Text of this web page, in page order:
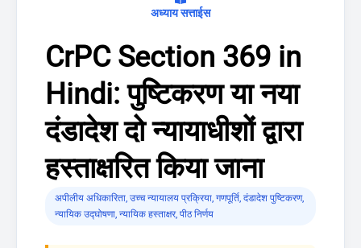
अध्याय सत्ताईस
CrPC Section 369 in
Hindi: पुष्टिकरण या नया
दंडादेश दो न्यायाधीशों द्वारा
हस्ताक्षरित किया जाना
अपीलीय अधिकारिता, उच्च न्यायालय प्रक्रिया, गणपूर्ति, दंडादेश पुष्टिकरण,
न्यायिक उद्घोषणा, न्यायिक हस्ताक्षर, पीठ निर्णय